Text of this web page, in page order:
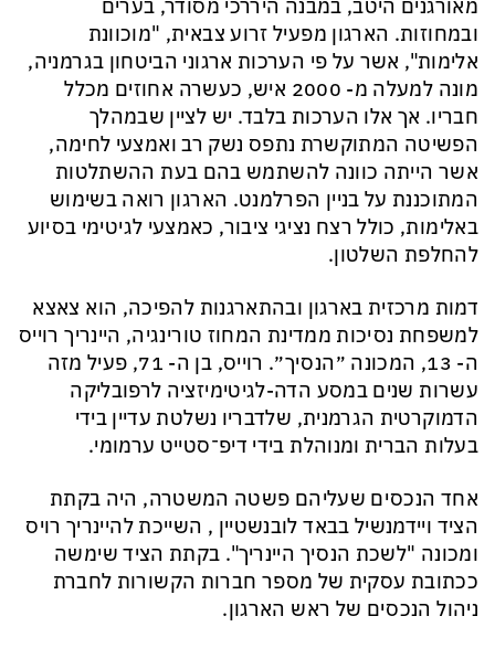
מאורגנים היטב, במבנה היררכי מסודר, בערים
ובמחוזות. הארגון מפעיל זרוע צבאית, "מוכוונת
אלימות", אשר על פי הערכות ארגוני הביטחון בגרמניה,
מונה למעלה מ- 2000 איש, כעשרה אחוזים מכלל
חבריו. אך אלו הערכות בלבד. יש לציין שבמהלך
הפשיטה המתוקשרת נתפס נשק רב ואמצעי לחימה,
אשר הייתה כוונה להשתמש בהם בעת ההשתלטות
המתוכננת על בניין הפרלמנט. הארגון רואה בשימוש
באלימות, כולל רצח נציגי ציבור, כאמצעי לגיטימי בסיוע
להחלפת השלטון.
דמות מרכזית בארגון ובהתארגנות להפיכה, הוא צאצא
למשפחת נסיכות ממדינת המחוז טורינגיה, היינריך רוייס
ה- 13
, המכונה ״הנסיך״. רוייס, בן ה- 71, פעיל מזה
עשרות שנים במסע הדה-לגיטימיזציה לרפובליקה
הדמוקרטית הגרמנית, שלדבריו נשלטת עדיין בידי
בעלות הברית ומנוהלת בידי דיפ־סטייט ערמומי.
אחד הנכסים שעליהם פשטה המשטרה, היה בקתת
הציד ויידמנשיל בבאד לובנשטיין , השייכת להיינריך רויס
ומכונה "לשכת הנסיך היינריך". בקתת הציד שימשה
ככתובת עסקית של מספר חברות הקשורות לחברת
ניהול הנכסים של ראש הארגון.